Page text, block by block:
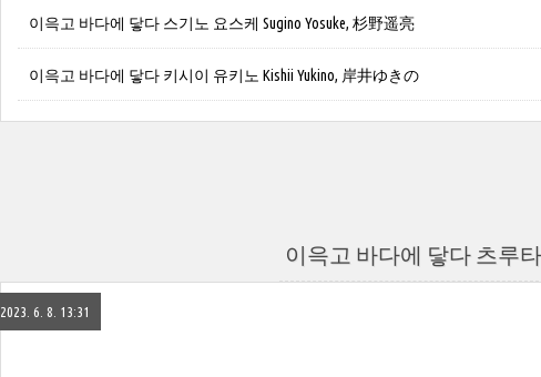
이윽고 바다에 닿다 스기노 요스케 Sugino Yosuke, 杉野遥亮
이윽고 바다에 닿다 키시이 유키노 Kishii Yukino, 岸井ゆきの
이윽고 바다에 닿다 츠루
2023. 6. 8. 13:31